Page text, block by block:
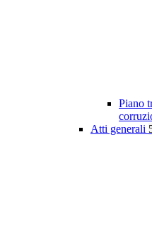
Piano
Atti generali